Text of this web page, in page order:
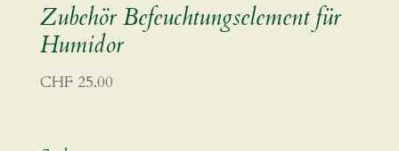
Zubehör Befeuchtungselement für
Humidor
CHF 25.00